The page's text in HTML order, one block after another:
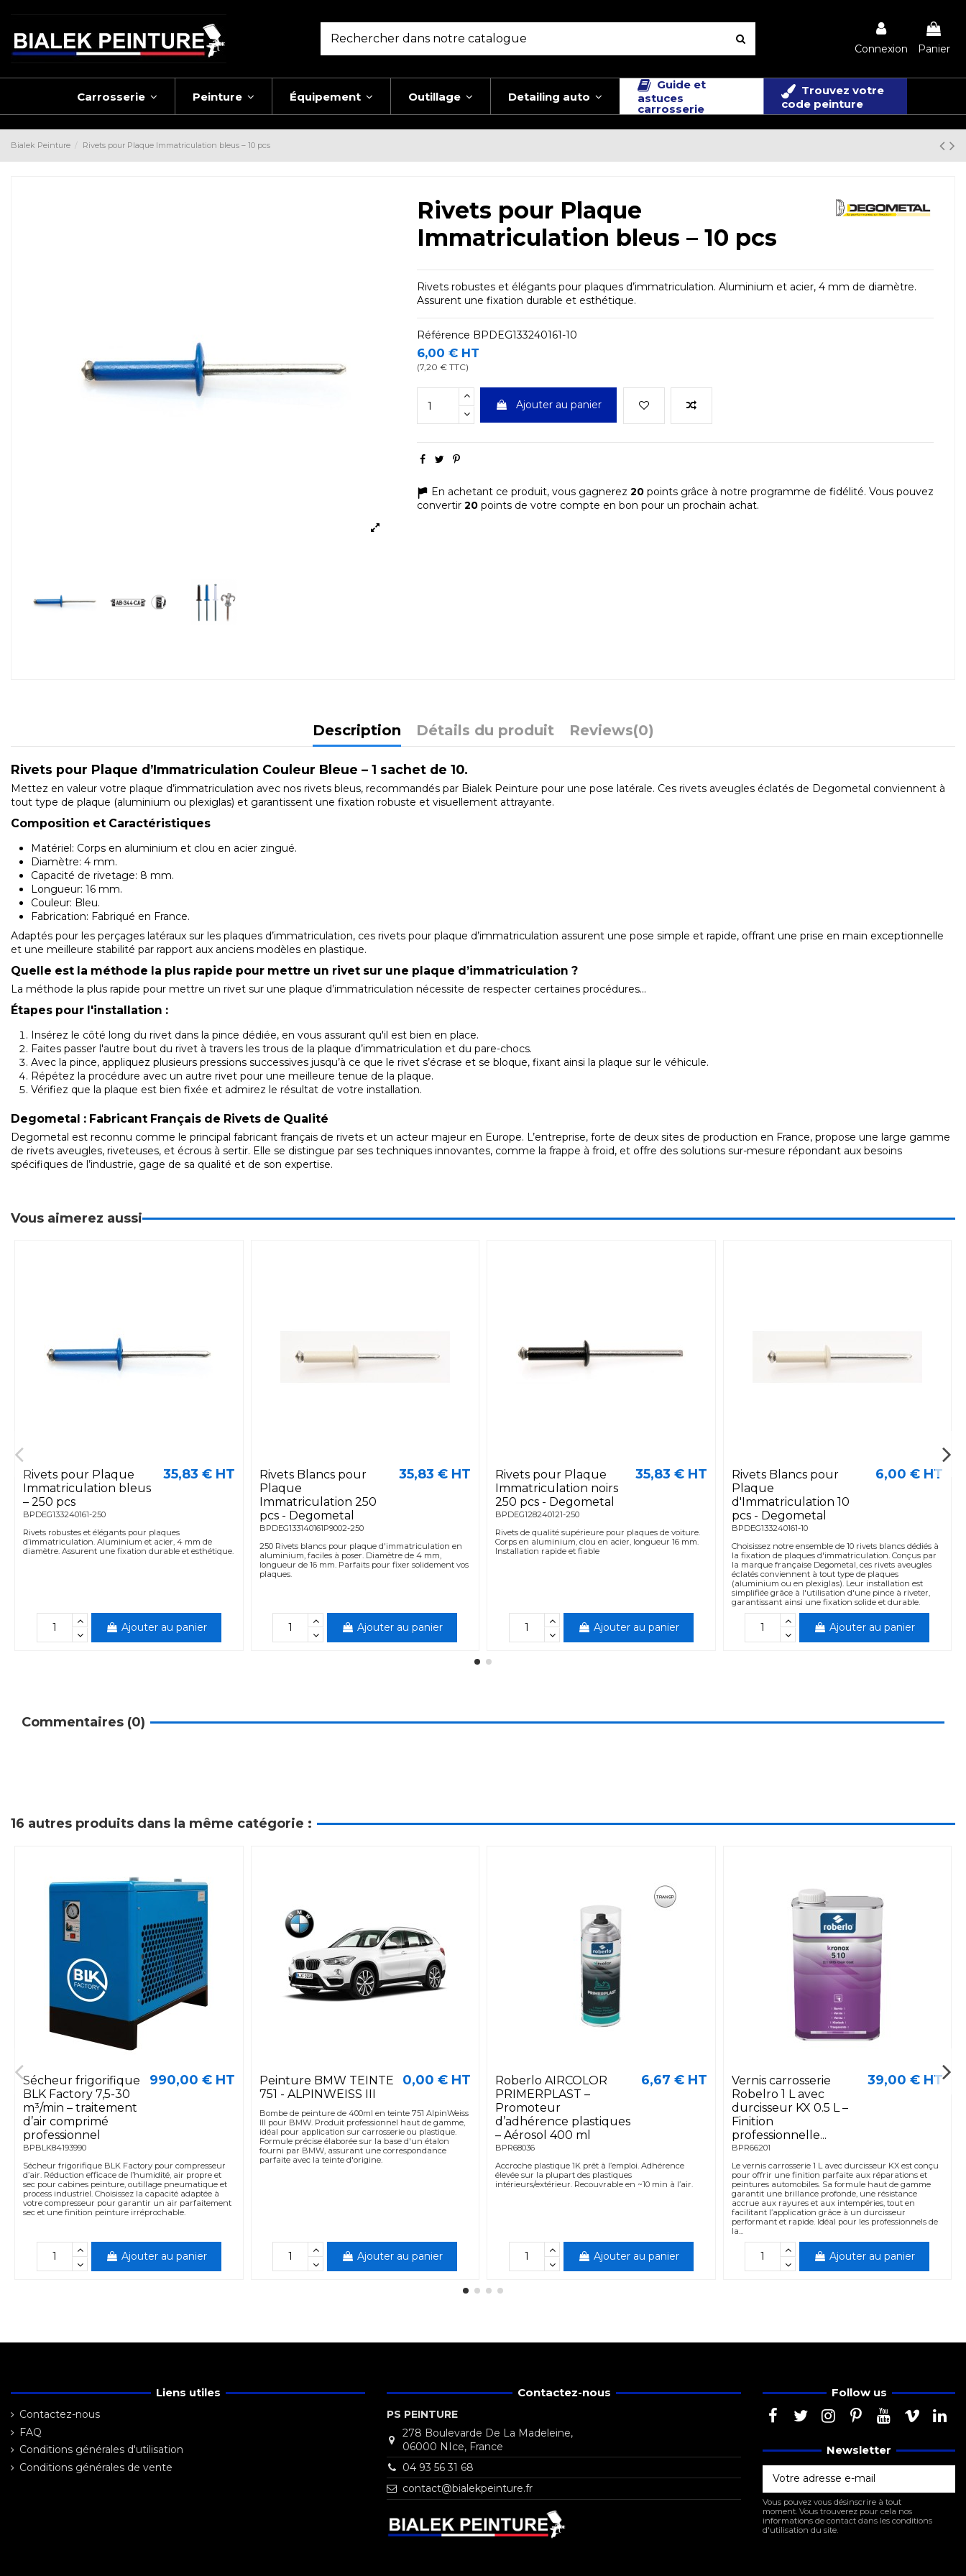
Connexion Panier
Carrosserie Peinture Équipement Outillage Detailing auto
Guide et
astuces
carrosserie
Trouvez votre
code peinture
Bialek Peinture Rivets pour Plaque Immatriculation bleus – 10 pcs
Rivets pour Plaque
Immatriculation bleus – 10 pcs
Rivets robustes et élégants pour plaques d’immatriculation. Aluminium et acier, 4 mm de diamètre.
Assurent une fixation durable et esthétique.
Référence BPDEG133240161-10
6,00 € HT
(7,20 € TTC)
Ajouter au panier
En achetant ce produit, vous gagnerez 20 points grâce à notre programme de fidélité. Vous pouvez
convertir 20 points de votre compte en bon pour un prochain achat.
Description Détails du produit Reviews(0)
Rivets pour Plaque d’Immatriculation Couleur Bleue – 1 sachet de 10.
Mettez en valeur votre plaque d’immatriculation avec nos rivets bleus, recommandés par Bialek Peinture pour une pose latérale. Ces rivets aveugles éclatés de Degometal conviennent à
tout type de plaque (aluminium ou plexiglas) et garantissent une fixation robuste et visuellement attrayante.
Composition et Caractéristiques
Matériel: Corps en aluminium et clou en acier zingué.
Diamètre: 4 mm.
Capacité de rivetage: 8 mm.
Longueur: 16 mm.
Couleur: Bleu.
Fabrication: Fabriqué en France.
Adaptés pour les perçages latéraux sur les plaques d’immatriculation, ces rivets pour plaque d’immatriculation assurent une pose simple et rapide, offrant une prise en main exceptionnelle
et une meilleure stabilité par rapport aux anciens modèles en plastique.
Quelle est la méthode la plus rapide pour mettre un rivet sur une plaque d’immatriculation ?
La méthode la plus rapide pour mettre un rivet sur une plaque d’immatriculation nécessite de respecter certaines procédures...
Étapes pour l'installation :
Insérez le côté long du rivet dans la pince dédiée, en vous assurant qu'il est bien en place.
Faites passer l'autre bout du rivet à travers les trous de la plaque d’immatriculation et du pare-chocs.
Avec la pince, appliquez plusieurs pressions successives jusqu’à ce que le rivet s’écrase et se bloque, fixant ainsi la plaque sur le véhicule.
Répétez la procédure avec un autre rivet pour une meilleure tenue de la plaque.
Vérifiez que la plaque est bien fixée et admirez le résultat de votre installation.
Degometal : Fabricant Français de Rivets de Qualité
Degometal est reconnu comme le principal fabricant français de rivets et un acteur majeur en Europe. L’entreprise, forte de deux sites de production en France, propose une large gamme
de rivets aveugles, riveteuses, et écrous à sertir. Elle se distingue par ses techniques innovantes, comme la frappe à froid, et offre des solutions sur-mesure répondant aux besoins
spécifiques de l’industrie, gage de sa qualité et de son expertise.
Vous aimerez aussi
Rivets pour Plaque
Immatriculation bleus
– 250 pcs
BPDEG133240161-250
35,83 € HT
Rivets robustes et élégants pour plaques
d’immatriculation. Aluminium et acier, 4 mm de
diamètre. Assurent une fixation durable et esthétique.
Ajouter au panier
Rivets Blancs pour
Plaque
Immatriculation 250
pcs - Degometal
BPDEG133140161P9002-250
35,83 € HT
250 Rivets blancs pour plaque d'immatriculation en
aluminium, faciles à poser. Diamètre de 4 mm,
longueur de 16 mm. Parfaits pour fixer solidement vos
plaques.
Ajouter au panier
Rivets pour Plaque
Immatriculation noirs
250 pcs - Degometal
BPDEG128240121-250
35,83 € HT
Rivets de qualité supérieure pour plaques de voiture.
Corps en aluminium, clou en acier, longueur 16 mm.
Installation rapide et fiable
Ajouter au panier
Rivets Blancs pour
Plaque
d'Immatriculation 10
pcs - Degometal
BPDEG133240161-10
6,00 € HT
Choisissez notre ensemble de 10 rivets blancs dédiés à
la fixation de plaques d'immatriculation. Conçus par
la marque française Degometal, ces rivets aveugles
éclatés conviennent à tout type de plaques
(aluminium ou en plexiglas). Leur installation est
simplifiée grâce à l'utilisation d'une pince à riveter,
garantissant ainsi une fixation solide et durable.
Ajouter au panier
Commentaires (0)
16 autres produits dans la même catégorie :
Sécheur frigorifique
BLK Factory 7,5-30
m³/min – traitement
d’air comprimé
professionnel
BPBLK84193990
990,00 € HT
Sécheur frigorifique BLK Factory pour compresseur
d’air. Réduction efficace de l’humidité, air propre et
sec pour cabines peinture, outillage pneumatique et
process industriel. Choisissez la capacité adaptée à
votre compresseur pour garantir un air parfaitement
sec et une finition peinture irréprochable.
Ajouter au panier
Peinture BMW TEINTE
751 - ALPINWEISS III
0,00 € HT
Bombe de peinture de 400ml en teinte 751 AlpinWeiss
III pour BMW. Produit professionnel haut de gamme,
idéal pour application sur carrosserie ou plastique.
Formule précise élaborée sur la base d'un étalon
fourni par BMW, assurant une correspondance
parfaite avec la teinte d'origine.
Ajouter au panier
Roberlo AIRCOLOR
PRIMERPLAST –
Promoteur
d’adhérence plastiques
– Aérosol 400 ml
BPR68036
6,67 € HT
Accroche plastique 1K prêt à l’emploi. Adhérence
élevée sur la plupart des plastiques
intérieurs/extérieur. Recouvrable en ~10 min à l’air.
Ajouter au panier
Vernis carrosserie
Robelro 1 L avec
durcisseur KX 0.5 L –
Finition
professionnelle...
BPR66201
39,00 € HT
Le vernis carrosserie 1 L avec durcisseur KX est conçu
pour offrir une finition parfaite aux réparations et
peintures automobiles. Sa formule haut de gamme
garantit une brillance profonde, une résistance
accrue aux rayures et aux intempéries, tout en
facilitant l’application grâce à un durcisseur
performant et rapide. Idéal pour les professionnels de
la...
Ajouter au panier
Liens utiles
Contactez-nous
FAQ
Conditions générales d'utilisation
Conditions générales de vente
Contactez-nous
PS PEINTURE
278 Boulevarde De La Madeleine,
06000 NIce, France
04 93 56 31 68
contact@bialekpeinture.fr
Follow us
Newsletter
Vous pouvez vous désinscrire à tout
moment. Vous trouverez pour cela nos
informations de contact dans les conditions
d'utilisation du site.